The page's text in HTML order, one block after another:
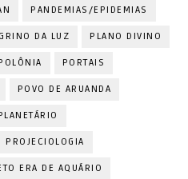
PANDEMIAS/EPIDEMIAS
DA LUZ PLANO DIVINO
PORTAIS
POVO DE ARUANDA
PROJECIOLOGIA
ERA DE AQUÁRIO